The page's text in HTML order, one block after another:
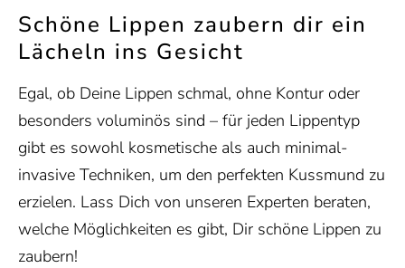
Schöne Lippen zaubern dir ein
Lächeln ins Gesicht
Egal, ob Deine Lippen schmal, ohne Kontur oder
besonders voluminös sind – für jeden Lippentyp
gibt es sowohl kosmetische als auch minimal-
invasive Techniken, um den perfekten Kussmund zu
erzielen. Lass Dich von unseren Experten beraten,
welche Möglichkeiten es gibt, Dir schöne Lippen zu
zaubern!